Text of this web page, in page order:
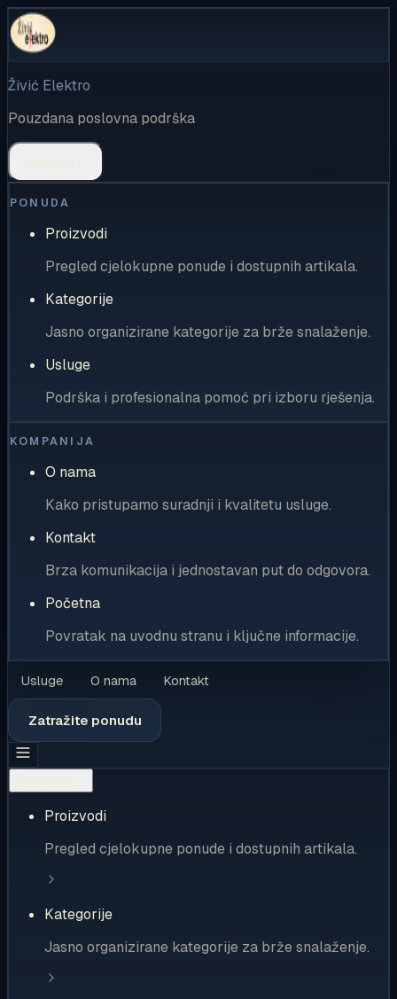
Živić Elektro
Pouzdana poslovna podrška
PONUDA
Proizvodi
Pregled cjelokupne ponude i dostupnih artikala.
Kategorije
Jasno organizirane kategorije za brže snalaženje.
Usluge
Podrška i profesionalna pomoć pri izboru rješenja.
KOMPANIJA
O nama
Kako pristupamo suradnji i kvalitetu usluge.
Kontakt
Brza komunikacija i jednostavan put do odgovora.
Početna
Povratak na uvodnu stranu i ključne informacije.
Usluge O nama Kontakt
Zatražite ponudu
Proizvodi
Pregled cjelokupne ponude i dostupnih artikala.
Kategorije
Jasno organizirane kategorije za brže snalaženje.